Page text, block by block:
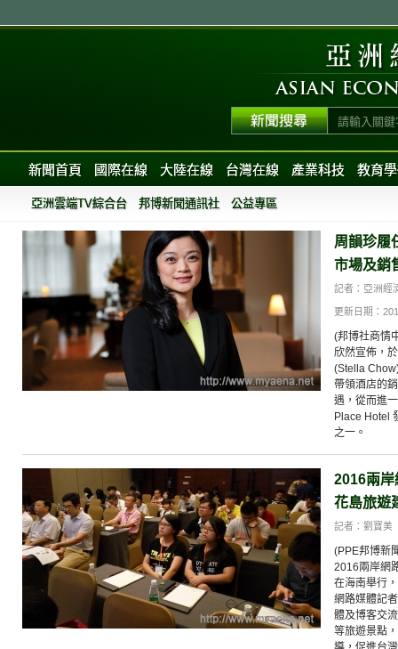
新聞首頁 國際在線 大陸在線 台灣在線 產業科技 教育
亞洲雲端TV綜合台 邦博新聞通訊社 公益專區
周韻珍履
市場及銷
記者：亞洲經
更新日期：
(邦博社商情
欣然宣佈，
(Stella
帶領酒店的
遇，從而進
Place Hotel
之一。
2016兩岸
花島旅遊
記者：劉寶美
(PPE邦博新
2016兩岸網
在海南舉行
網路媒體記
體及博客交
等旅遊景點